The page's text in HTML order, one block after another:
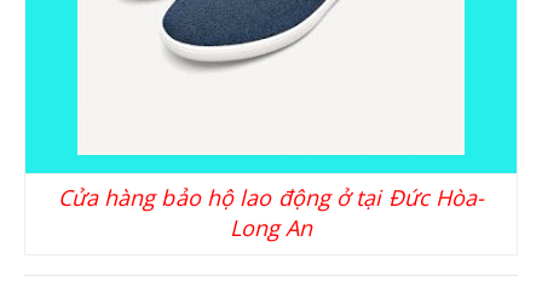
KHẨU TRANG
Cửa hàng bảo hộ lao động ở tại Đức Hòa-
Long An